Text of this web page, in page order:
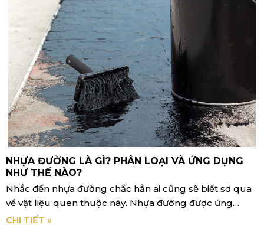
NHỰA ĐƯỜNG LÀ GÌ? PHÂN LOẠI VÀ ỨNG DỤNG
NHƯ THẾ NÀO?
Nhắc đến nhựa đường chắc hẳn ai cũng sẽ biết sơ qua
về vật liệu quen thuộc này. Nhựa đường được ứng
dụng nhiều trong các công trình công nghiệp và dân
CHI TIẾT »